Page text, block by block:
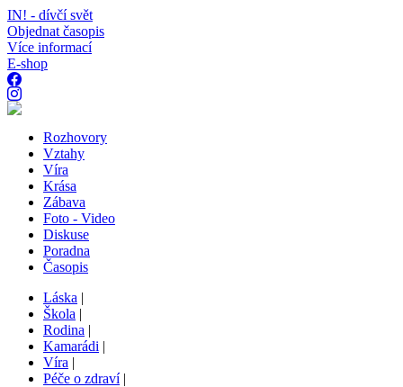
IN! - dívčí svět
Objednat časopis
Více informací
E-shop
Rozhovory
Vztahy
Víra
Krása
Zábava
Foto - Video
Diskuse
Poradna
Časopis
Láska |
Škola |
Rodina |
Kamarádi |
Víra |
Péče o zdraví|